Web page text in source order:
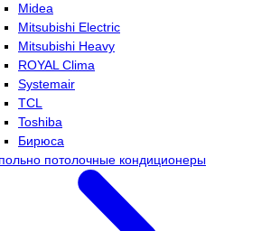
Midea
Mitsubishi Electric
Mitsubishi Heavy
ROYAL Clima
Systemair
TCL
Toshiba
Бирюса
потолочные кондиционеры